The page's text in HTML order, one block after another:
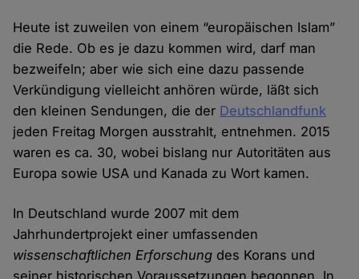
Heute ist zuweilen von einem “europäischen Islam”
die Rede. Ob es je dazu kommen wird, darf man
bezweifeln; aber wie sich eine dazu passende
Verkündigung vielleicht anhören würde, läßt sich
den kleinen Sendungen, die der Deutschlandfunk
jeden Freitag Morgen ausstrahlt, entnehmen. 2015
waren es ca. 30, wobei bislang nur Autoritäten aus
Europa sowie USA und Kanada zu Wort kamen.
In Deutschland wurde 2007 mit dem
Jahrhundertprojekt einer umfassenden
wissenschaftlichen Erforschung des Korans und